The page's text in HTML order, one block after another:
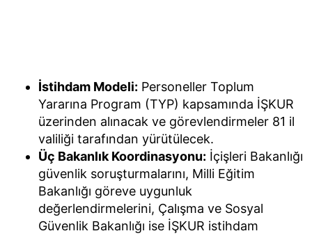
İstihdam Modeli: Personeller Toplum
Yararına Program (TYP) kapsamında İŞKUR
üzerinden alınacak ve görevlendirmeler 81 il
valiliği tarafından yürütülecek.
Üç Bakanlık Koordinasyonu: İçişleri Bakanlığı
güvenlik soruşturmalarını, Milli Eğitim
Bakanlığı göreve uygunluk
değerlendirmelerini, Çalışma ve Sosyal
Güvenlik Bakanlığı ise İŞKUR istihdam